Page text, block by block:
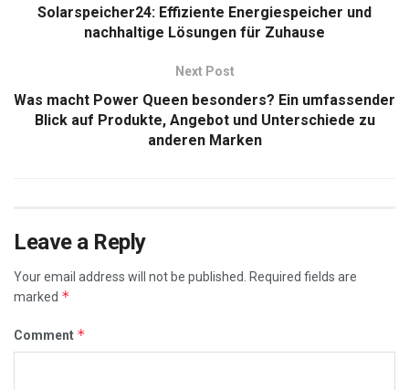
Solarspeicher24: Effiziente Energiespeicher und
nachhaltige Lösungen für Zuhause
Next Post
Was macht Power Queen besonders? Ein umfassender
Blick auf Produkte, Angebot und Unterschiede zu
anderen Marken
Leave a Reply
Your email address will not be published. Required fields are
marked *
Comment *